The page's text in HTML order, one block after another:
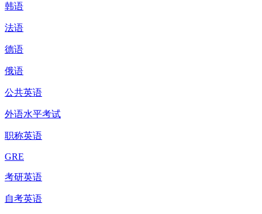
韩语
法语
德语
俄语
公共英语
外语水平考试
职称英语
GRE
考研英语
自考英语